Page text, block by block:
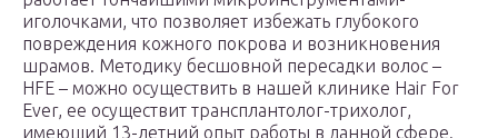
иголочками, что позволяет избежать глубокого
повреждения кожного покрова и возникновения
шрамов. Методику бесшовной пересадки волос –
HFE – можно осуществить в нашей клинике Hair For
Ever, ее осуществит трансплантолог-трихолог,
имеющий 13-летний опыт работы в данной сфере.